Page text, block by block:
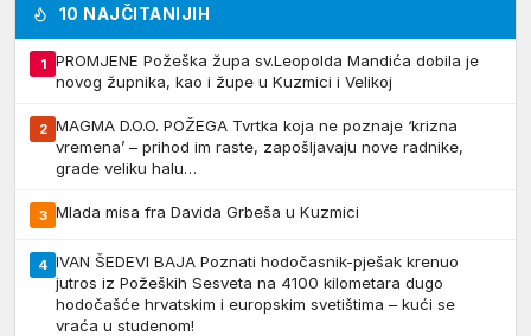
10 NAJČITANIJIH
1
PROMJENE Požeška župa sv.Leopolda Mandića dobila je
novog župnika, kao i župe u Kuzmici i Velikoj
2 MAGMA D.O.O. POŽEGA Tvrtka koja ne poznaje ‘krizna
vremena’ – prihod im raste, zapošljavaju nove radnike,
grade veliku halu…
3 Mlada misa fra Davida Grbeša u Kuzmici
4 IVAN ŠEDEVI BAJA Poznati hodočasnik-pješak krenuo
jutros iz Požeških Sesveta na 4100 kilometara dugo
hodočašće hrvatskim i europskim svetištima – kući se
vraća u studenom!